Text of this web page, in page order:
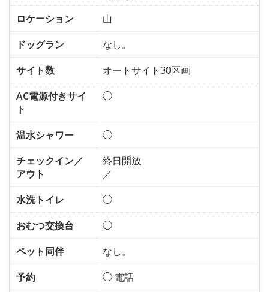
ロケーション
山
ドッグラン
なし。
サイト数
オートサイト30区画
AC電源付きサイ
ト
◯
温水シャワー
◯
チェックイン／
アウト
終日開放
／
水洗トイレ
◯
おむつ交換台
◯
ペット同伴
なし。
予約
◯ 電話